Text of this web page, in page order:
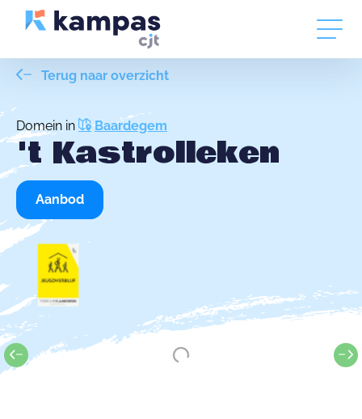
Terug naar overzicht
Domein in Baardegem
't Kastrolleken
Aanbod